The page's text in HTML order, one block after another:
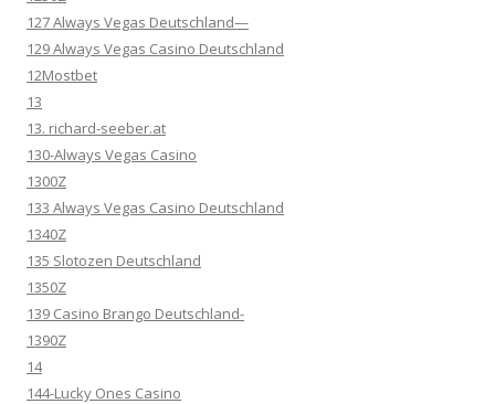
127 Always Vegas Deutschland—
129 Always Vegas Casino Deutschland
12Mostbet
13
13. richard-seeber.at
130-Always Vegas Casino
1300Z
133 Always Vegas Casino Deutschland
1340Z
135 Slotozen Deutschland
1350Z
139 Casino Brango Deutschland-
1390Z
14
144-Lucky Ones Casino